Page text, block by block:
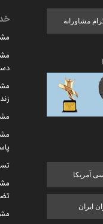
مشاورانه
آمریکا
ایران